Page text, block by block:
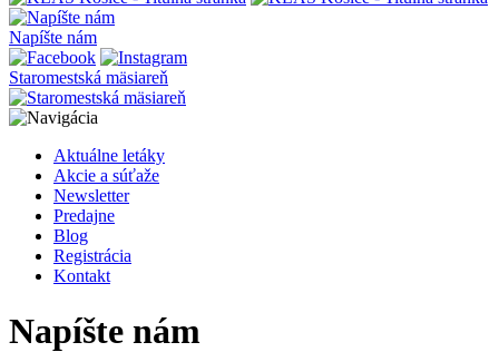
Napíšte nám
Staromestská mäsiareň
Aktuálne letáky
Akcie a súťaže
Newsletter
Predajne
Blog
Registrácia
Kontakt
Napíšte nám